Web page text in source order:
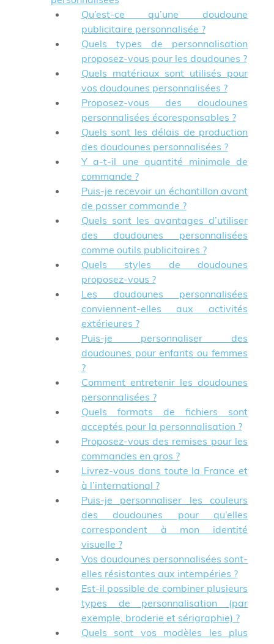
Qu’est-ce qu’une doudoune
publicitaire personnalisée ?
Quels types de personnalisation
proposez-vous pour les doudounes ?
Quels matériaux sont utilisés pour
vos doudounes personnalisées ?
Proposez-vous des doudounes
personnalisées écoresponsables ?
Quels sont les délais de production
des doudounes personnalisées ?
Y a-t-il une quantité minimale de
commande ?
Puis-je recevoir un échantillon avant
de passer commande ?
Quels sont les avantages d’utiliser
des doudounes personnalisées
comme outils publicitaires ?
Quels styles de doudounes
proposez-vous ?
Les doudounes personnalisées
conviennent-elles aux activités
extérieures ?
Puis-je personnaliser des
doudounes pour enfants ou femmes
?
Comment entretenir les doudounes
personnalisées ?
Quels formats de fichiers sont
acceptés pour la personnalisation ?
Proposez-vous des remises pour les
commandes en gros ?
Livrez-vous dans toute la France et
à l’international ?
Puis-je personnaliser les couleurs
des doudounes pour qu’elles
correspondent à mon identité
visuelle ?
Vos doudounes personnalisées sont-
elles résistantes aux intempéries ?
Est-il possible de combiner plusieurs
types de personnalisation (par
exemple, broderie et sérigraphie) ?
Quels sont vos modèles les plus